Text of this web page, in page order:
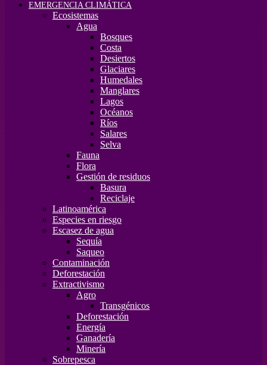
EMERGENCIA CLIMÁTICA
Ecosistemas
Agua
Bosques
Costa
Desiertos
Glaciares
Humedales
Manglares
Lagos
Océanos
Ríos
Salares
Selva
Fauna
Flora
Gestión de residuos
Basura
Reciclaje
Latinoamérica
Especies en riesgo
Escasez de agua
Sequía
Saqueo
Contaminación
Deforestación
Extractivismo
Agro
Transgénicos
Deforestación
Energía
Ganadería
Minería
Sobrepesca